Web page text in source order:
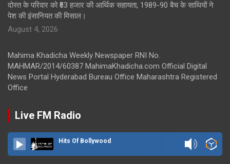
दोस्त के परिवार को ₹63 हजार की आर्थिक सहायता, 1989-90 बैच के साथियों ने
पेश की इंसानियत की मिसाल।
August 4, 2026
Mahima Khadicha Weekly Newspaper RNI No.
MAHMAR/2014/60387 MahimaKhadicha.com Official Digital
News Portal Hyderabad Bureau Office Maharashtra Registered
Office
Live FM Radio
Hits Of Bollywood